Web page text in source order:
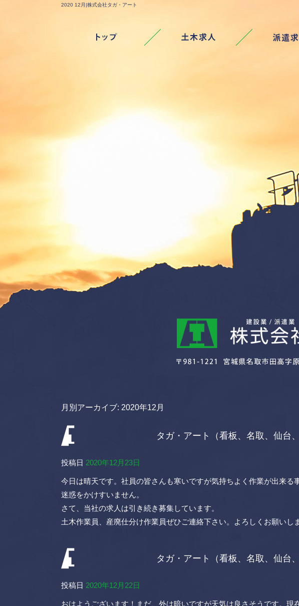
2020 12月|株式会社タガ・アート
月別アーカイブ: 2020年12月
タガ・アート（看板、名取、仙台
投稿日 2020年12月23日
今日は晴天です。社員の皆さんも寒いですが気持ちよく作業が出来
迷惑をかけすいません。
さて、当社の求人は引き続き募集しています。
土木作業員、産廃仕分け作業員ぜひご連絡下さい。よろしくお願いし
タガ・アート（看板、名取、仙台
投稿日 2020年12月22日
おはようございます！まだ、外は暗いですが天気は良さそうです。現